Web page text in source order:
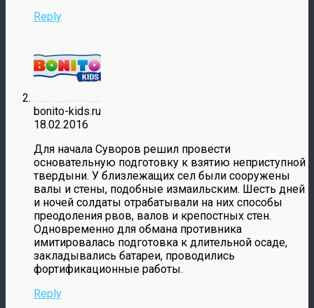
Reply
bonito-kids.ru
18.02.2016
Для начала Суворов решил провести
основательную подготовку к взятию неприступной
твердыни. У близлежащих сел были сооружены
валы и стены, подобные измаильским. Шесть дней
и ночей солдаты отрабатывали на них способы
преодоления рвов, валов и крепостных стен.
Одновременно для обмана противника
имитировалась подготовка к длительной осаде,
закладывались батареи, проводились
фортификационные работы.
Reply